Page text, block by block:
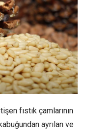
fıstık çamlarının
ayrılan ve